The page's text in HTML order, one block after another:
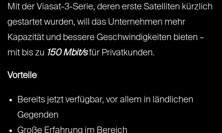
Mit der Viasat-3-Serie, deren erste Satelliten kürzlich
gestartet wurden, will das Unternehmen mehr
Kapazität und bessere Geschwindigkeiten bieten –
mit bis zu 150 Mbit/sfür Privatkunden.
Vorteile
Bereits jetzt verfügbar, vor allem in ländlichen
Gegenden
Große Erfahrung im Bereich